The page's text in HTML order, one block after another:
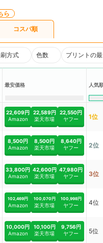
ら
コスパ順
方式 色数 プリントの
最安価格 人気
22,609円
Amazon
22,589円
楽天市場
22,550円
ヤフー
1位
8,500円
Amazon
8,500円
楽天市場
8,640円
ヤフー
2位
33,800円
Amazon
42,600円
楽天市場
47,980円
ヤフー
3位
102,469円
Amazon
100,070円
楽天市場
100,998円
ヤフー 4位
10,000円
Amazon
10,100円
楽天市場
9,756円
ヤフー
5位